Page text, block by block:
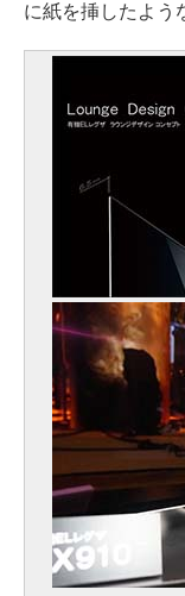
に紙を挿したよう